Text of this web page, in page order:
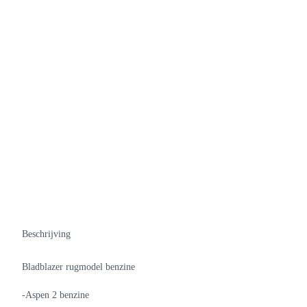
Beschrijving
Bladblazer rugmodel benzine
-Aspen 2 benzine